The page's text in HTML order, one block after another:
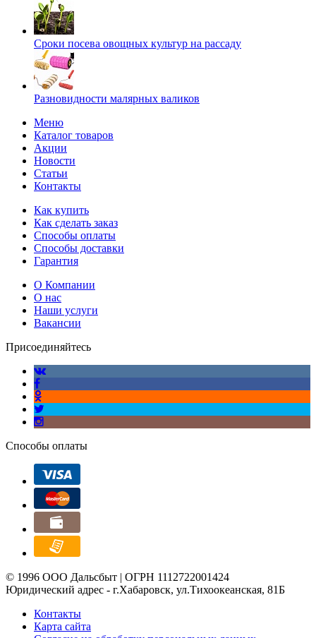
Сроки посева овощных культур на рассаду
Разновидности малярных валиков
Меню
Каталог товаров
Акции
Новости
Статьи
Контакты
Как купить
Как сделать заказ
Способы оплаты
Способы доставки
Гарантия
О Компании
О нас
Наши услуги
Вакансии
Присоединяйтесь
Способы оплаты
© 1996 ООО Дальсбыт | ОГРН 1112722001424
Юридический адрес - г.Хабаровск, ул.Тихоокеанская, 81Б
Контакты
Карта сайта